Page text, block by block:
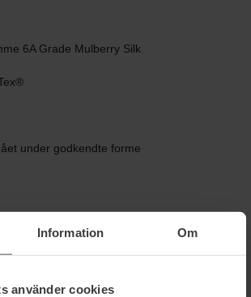
Information Om
använder cookies
6A Grade Mulberry Silk
under godkendte forme